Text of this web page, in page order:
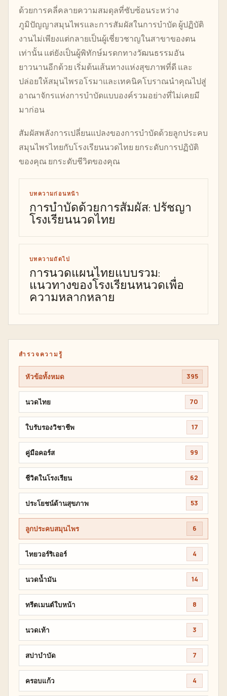
ด้วยการคลี่คลายความสมดุลที่ซับซ้อนระหว่าง
ภูมิปัญญาสมุนไพรและการสัมผัสในการบำบัด ผู้ปฏิบัติ
งานไม่เพียงแต่กลายเป็นผู้เชี่ยวชาญในสาขาของตน
เท่านั้น แต่ยังเป็นผู้พิทักษ์มรดกทางวัฒนธรรมอัน
ยาวนานอีกด้วย เริ่มต้นเส้นทางแห่งสุขภาพที่ดี และ
ปล่อยให้สมุนไพรอโรมาและเทคนิคโบราณนำคุณไปสู่
อาณาจักรแห่งการบำบัดแบบองค์รวมอย่างที่ไม่เคยมี
มาก่อน
สัมผัสพลังการเปลี่ยนแปลงของการบำบัดด้วยลูกประคบ
สมุนไพรไทยกับโรงเรียนนวดไทย ยกระดับการปฏิบัติ
ของคุณ ยกระดับชีวิตของคุณ
บทความก่อนหน้า
การบำบัดด้วยการสัมผัส: ปรัชญา
โรงเรียนนวดไทย
บทความถัดไป
การนวดแผนไทยแบบรวม:
แนวทางของโรงเรียนหนวดเพื่อ
ความหลากหลาย
สำรวจความรู้
หัวข้อทั้งหมด 395
นวดไทย 70
ใบรับรองวิชาชีพ 17
คู่มือคอร์ส 99
ชีวิตในโรงเรียน 62
ประโยชน์ด้านสุขภาพ 53
ลูกประคบสมุนไพร 6
ไทยวอร์ริเออร์ 4
นวดน้ำมัน 14
ทรีตเมนต์ใบหน้า 8
นวดเท้า 3
สปาบำบัด 7
ครอบแก้ว 4